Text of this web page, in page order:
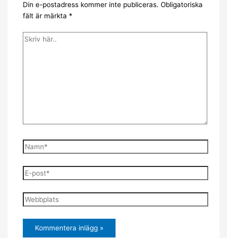
Din e-postadress kommer inte publiceras. Obligatoriska
fält är märkta *
Skriv
Namn*
E-
post*
Webbplats